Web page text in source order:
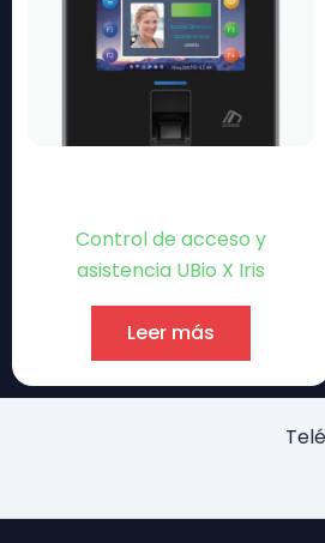
Control de acceso y
asistencia UBio X Iris
Leer más